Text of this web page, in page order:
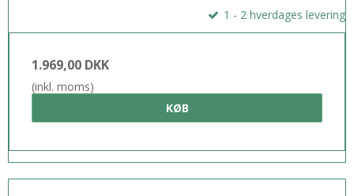
1 - 2 hverdages levering
1.969,00 DKK
(inkl. moms)
KØB